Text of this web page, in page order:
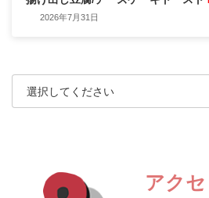
2026年7月31日
アクセ